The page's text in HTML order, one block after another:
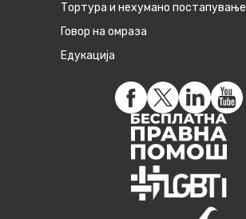
Тортура и нехумано постапување
Говор на омраза
Едукација